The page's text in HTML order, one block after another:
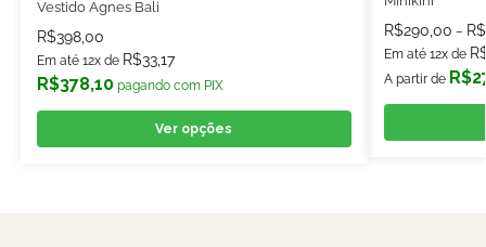
Vestido Agnes Bali
R$398,00
Em até 12x de R$33,17
R$378,10 pagando com PIX
Ver opções
R$290,00 – R$
Em até 12x de
A partir de R$